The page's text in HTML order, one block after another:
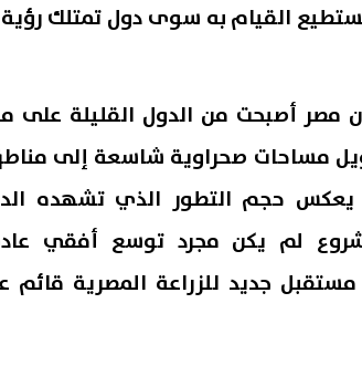
تستطيع القيام به سوى دول تمتلك
مصر أصبحت من الدول القليلة على
مساحات صحراوية شاسعة إلى
يعكس حجم التطور الذي تشهده
لم يكن مجرد توسع أفقي
جديد للزراعة المصرية قائم